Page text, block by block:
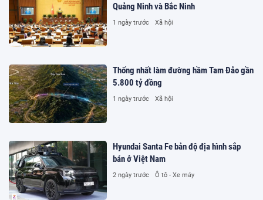
Quảng Ninh và Bắc Ninh
1 ngày trước Xã hội
Thống nhất làm đường hầm Tam Đảo gần
5.800 tỷ đồng
1 ngày trước Xã hội
Hyundai Santa Fe bản độ địa hình sắp
bán ở Việt Nam
2 ngày trước Ô tô - Xe máy